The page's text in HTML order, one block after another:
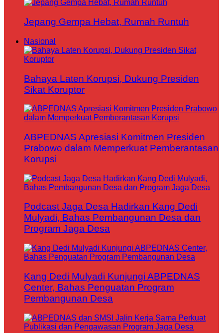
Jepang Gempa Hebat, Rumah Runtuh
Nasional
Bahaya Laten Korupsi, Dukung Presiden
Sikat Koruptor
ABPEDNAS Apresiasi Komitmen Presiden
Prabowo dalam Memperkuat Pemberantasan
Korupsi
Podcast Jaga Desa Hadirkan Kang Dedi
Mulyadi, Bahas Pembangunan Desa dan
Program Jaga Desa
Kang Dedi Mulyadi Kunjungi ABPEDNAS
Center, Bahas Penguatan Program
Pembangunan Desa